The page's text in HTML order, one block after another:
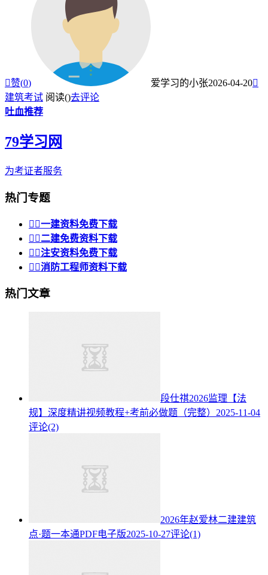
赞(0) 爱学习的小张2026-04-20
建筑考试 阅读()去评论
吐血推荐
79学习网
为考证者服务
热门专题
 一建资料免费下载
 二建免费资料下载
 注安资料免费下载
 消防工程师资料下载
热门文章
段仕祺2026监理【法
规】深度精讲视频教程+考前必做题（完整） 2025-11-04
评论(2)
2026年赵爱林二建建筑
点·题一本通PDF电子版2025-10-27评论(1)